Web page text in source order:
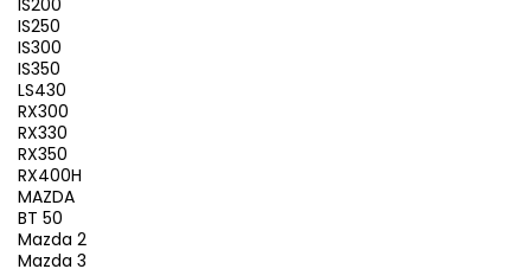
IS200
IS250
IS300
IS350
LS430
RX300
RX330
RX350
RX400H
MAZDA
BT 50
Mazda 2
Mazda 3